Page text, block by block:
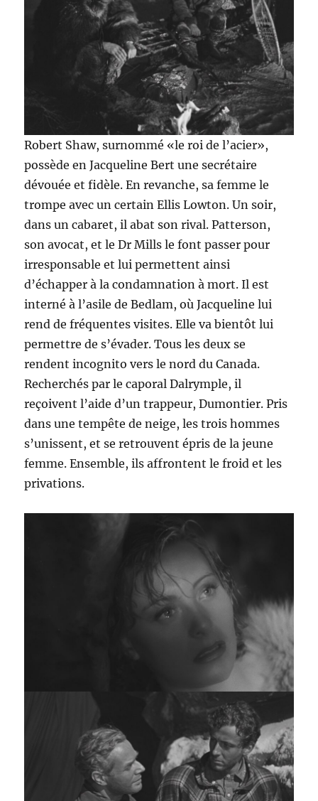
Robert Shaw, surnommé «le roi de l’acier»,
possède en Jacqueline Bert une secrétaire
dévouée et fidèle. En revanche, sa femme le
trompe avec un certain Ellis Lowton. Un soir,
dans un cabaret, il abat son rival. Patterson,
son avocat, et le Dr Mills le font passer pour
irresponsable et lui permettent ainsi
d’échapper à la condamnation à mort. Il est
interné à l’asile de Bedlam, où Jacqueline lui
rend de fréquentes visites. Elle va bientôt lui
permettre de s’évader. Tous les deux se
rendent incognito vers le nord du Canada.
Recherchés par le caporal Dalrymple, il
reçoivent l’aide d’un trappeur, Dumontier. Pris
dans une tempête de neige, les trois hommes
s’unissent, et se retrouvent épris de la jeune
femme. Ensemble, ils affrontent le froid et les
privations.